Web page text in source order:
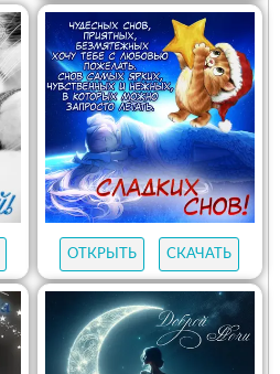
ОТКРЫТЬ СКАЧАТЬ